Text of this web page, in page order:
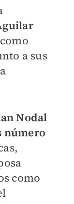
a sus
Nodal
número
como